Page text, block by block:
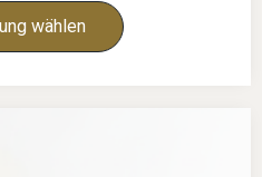
wählen